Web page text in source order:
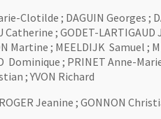
Clotilde ; DAGUIN Georges ;
; GODET-
Martine ; MEELDIJK Samuel ;
Dominique ; PRINET Anne-
; YVON Richard
Jeanine ; GONNON